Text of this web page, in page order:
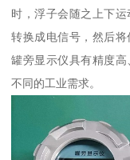
时，浮子会随之上下
转换成电信号，然后将
罐旁显示仪具有精度
不同的工业需求。